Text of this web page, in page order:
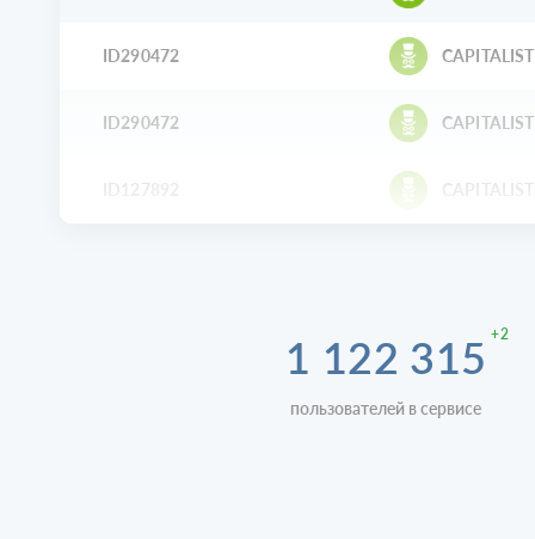
ID290472 CAPITALIST
ID290472 CAPITALIST
1 122 315 +2
пользователей в сервисе